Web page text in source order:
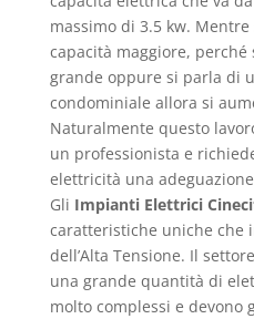
massimo di 3.5 kw.
capacità maggiore,
grande oppure si parla di
condominiale allora si
Naturalmente questo
un professionista e
elettricità una
Gli Impianti Elettrici
caratteristiche uniche che
dell’Alta Tensione. Il
una grande quantità di
molto complessi e devono